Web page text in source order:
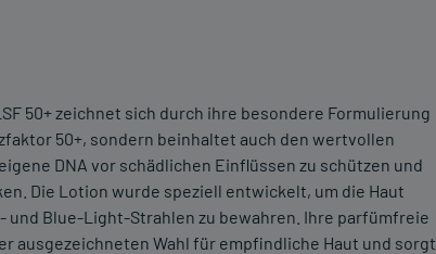
50+ zeichnet sich durch ihre besondere Formulierung
50+, sondern beinhaltet auch den wertvollen
DNA vor schädlichen Einflüssen zu schützen und
Die Lotion wurde speziell entwickelt, um die Haut
und Blue-Light-Strahlen zu bewahren. Ihre parfümfreie
ausgezeichneten Wahl für empfindliche Haut und sorgt